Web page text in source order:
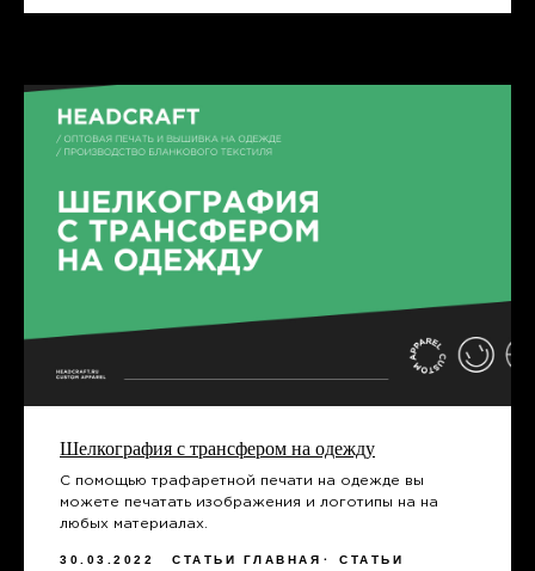
Шелкография с трансфером на одежду
С помощью трафаретной печати на одежде вы
можете печатать изображения и логотипы на на
любых материалах.
30.03.2022 СТАТЬИ ГЛАВНАЯ СТАТЬИ
НУЖНО СРОЧНО?
СВЯЖИТЕСЬ С НАМИ
Я даю согласие на обработку
персональных данных и соглашаюсь